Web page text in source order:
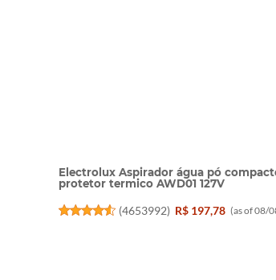
Electrolux Aspirador água pó
protetor termico AWD01 127V
(4653992) R$ 197,78 (as of 08/